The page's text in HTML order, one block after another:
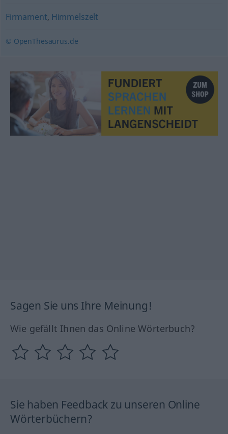
Firmament, Himmelszelt
© OpenThesaurus.de
Sagen Sie uns Ihre Meinung!
Wie gefällt Ihnen das Online Wörterbuch?
Sie haben Feedback zu unseren Online
Wörterbüchern?